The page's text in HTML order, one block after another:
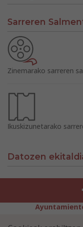
Sarreren
Zinemarako sarreren
Ikuskizunetarako
Datozen